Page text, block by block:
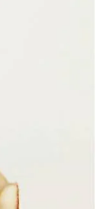
met peper en zout.
de oven in ca. 20 min.